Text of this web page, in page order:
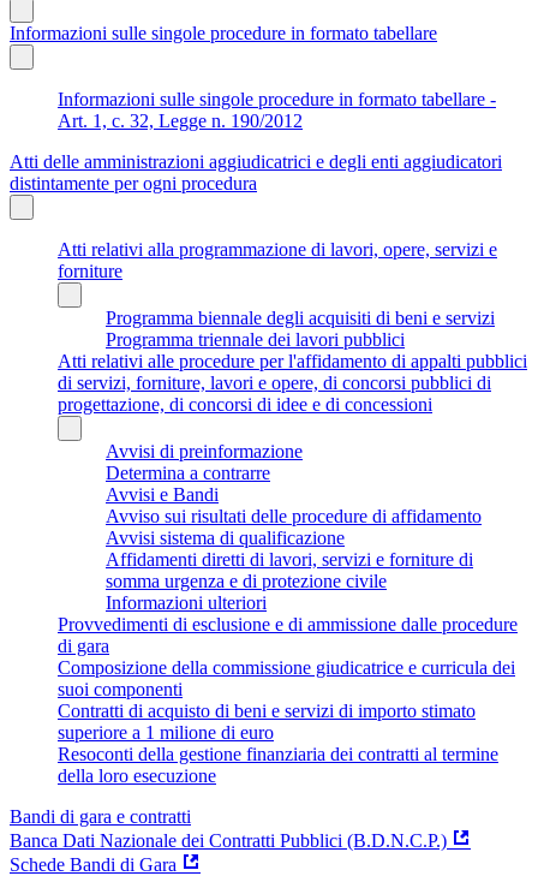
Informazioni sulle singole procedure in formato tabellare
Informazioni sulle singole procedure in formato tabellare -
Art. 1, c. 32, Legge n. 190/2012
Atti delle amministrazioni aggiudicatrici e degli enti aggiudicatori
distintamente per ogni procedura
Atti relativi alla programmazione di lavori, opere, servizi e
forniture
Programma biennale degli acquisiti di beni e servizi
Programma triennale dei lavori pubblici
Atti relativi alle procedure per l'affidamento di appalti pubblici
di servizi, forniture, lavori e opere, di concorsi pubblici di
progettazione, di concorsi di idee e di concessioni
Avvisi di preinformazione
Determina a contrarre
Avvisi e Bandi
Avviso sui risultati delle procedure di affidamento
Avvisi sistema di qualificazione
Affidamenti diretti di lavori, servizi e forniture di
somma urgenza e di protezione civile
Informazioni ulteriori
Provvedimenti di esclusione e di ammissione dalle procedure
di gara
Composizione della commissione giudicatrice e curricula dei
suoi componenti
Contratti di acquisto di beni e servizi di importo stimato
superiore a 1 milione di euro
Resoconti della gestione finanziaria dei contratti al termine
della loro esecuzione
Bandi di gara e contratti
Banca Dati Nazionale dei Contratti Pubblici (B.D.N.C.P.)
Schede Bandi di Gara